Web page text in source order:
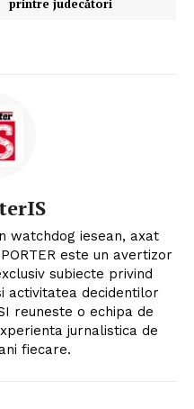
printre judecători
watchdog iesean, axat
este un avertizor
subiecte privind
activitatea decidentilor
reuneste o echipa de
jurnalistica de
fiecare.